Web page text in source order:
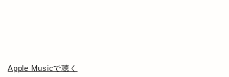
Apple Musicで聴く